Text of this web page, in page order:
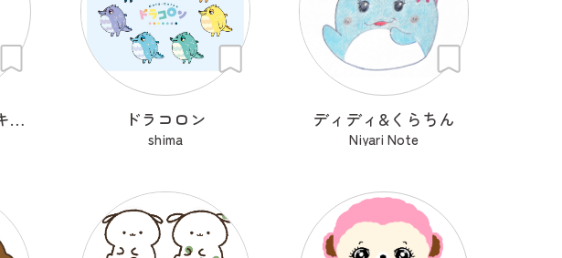
ノリノリのりマッキーさん ドラコロン
shima
ディディ&くらちん
Niyari Note